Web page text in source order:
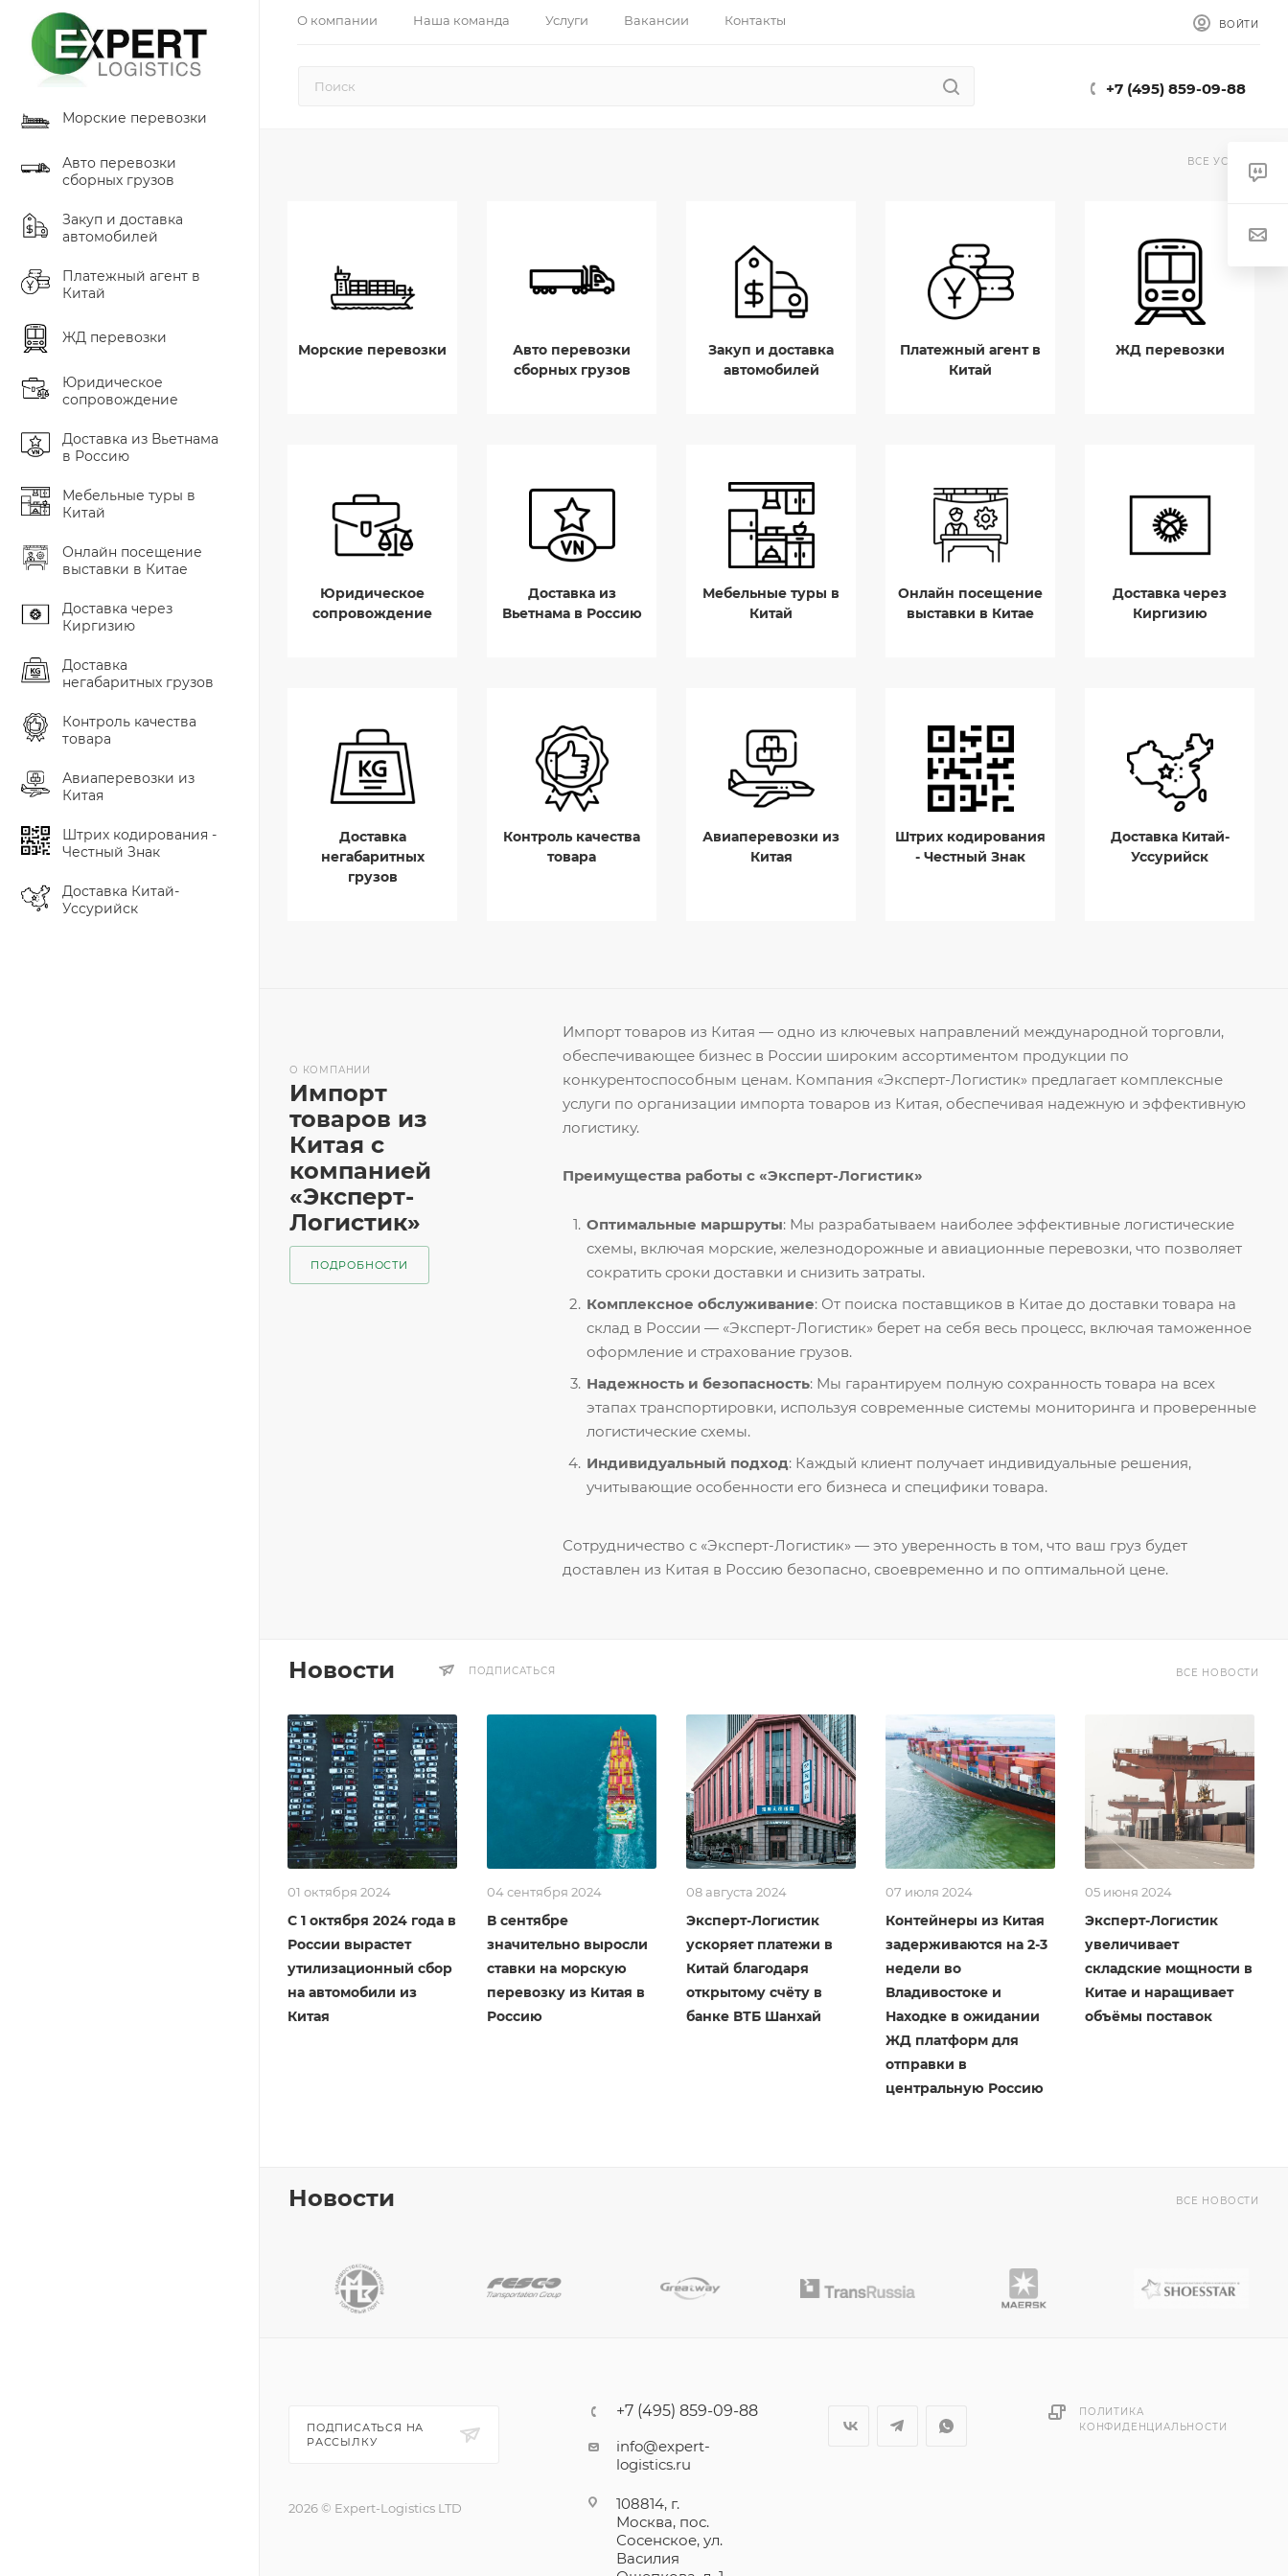
О компании Наша команда Услуги Вакансии Контакты ВОЙТИ
+7 (495) 859-09-88
Морские перевозки
Авто перевозки
сборных грузов
Закуп и доставка
автомобилей
Платежный агент в
Китай
ЖД перевозки
Юридическое
сопровождение
Доставка из Вьетнама
в Россию
Мебельные туры в
Китай
Онлайн посещение
выставки в Китае
Доставка через
Киргизию
Доставка
негабаритных грузов
Контроль качества
товара
Авиаперевозки из
Китая
Штрих кодирования -
Честный Знак
Доставка Китай-
Уссурийск
ВСЕ УСЛУГИ
Морские перевозки
Авто перевозки
сборных грузов
Закуп и доставка
автомобилей
Платежный агент в
Китай
ЖД перевозки
Юридическое
сопровождение
Доставка из
Вьетнама в Россию
Мебельные туры в
Китай
Онлайн посещение
выставки в Китае
Доставка через
Киргизию
Доставка
негабаритных
грузов
Контроль качества
товара
Авиаперевозки из
Китая
Штрих кодирования
- Честный Знак
Доставка Китай-
Уссурийск
Импорт товаров из Китая — одно из ключевых направлений международной торговли,
обеспечивающее бизнес в России широким ассортиментом продукции по
конкурентоспособным ценам. Компания «Эксперт-Логистик» предлагает комплексные
услуги по организации импорта товаров из Китая, обеспечивая надежную и эффективную
логистику.
Преимущества работы с «Эксперт-Логистик»
Оптимальные маршруты: Мы разрабатываем наиболее эффективные логистические
схемы, включая морские, железнодорожные и авиационные перевозки, что позволяет
сократить сроки доставки и снизить затраты.
Комплексное обслуживание: От поиска поставщиков в Китае до доставки товара на
склад в России — «Эксперт-Логистик» берет на себя весь процесс, включая таможенное
оформление и страхование грузов.
Надежность и безопасность: Мы гарантируем полную сохранность товара на всех
этапах транспортировки, используя современные системы мониторинга и проверенные
логистические схемы.
Индивидуальный подход: Каждый клиент получает индивидуальные решения,
учитывающие особенности его бизнеса и специфики товара.
Сотрудничество с «Эксперт-Логистик» — это уверенность в том, что ваш груз будет
доставлен из Китая в Россию безопасно, своевременно и по оптимальной цене.
О КОМПАНИИ
Импорт
товаров из
Китая с
компанией
«Эксперт-
Логистик»
ПОДРОБНОСТИ
Новости ПОДПИСАТЬСЯ ВСЕ НОВОСТИ
01 октября 2024
С 1 октября 2024 года в
России вырастет
утилизационный сбор
на автомобили из
Китая
04 сентября 2024
В сентябре
значительно выросли
ставки на морскую
перевозку из Китая в
Россию
08 августа 2024
Эксперт-Логистик
ускоряет платежи в
Китай благодаря
открытому счёту в
банке ВТБ Шанхай
07 июля 2024
Контейнеры из Китая
задерживаются на 2-3
недели во
Владивостоке и
Находке в ожидании
ЖД платформ для
отправки в
центральную Россию
05 июня 2024
Эксперт-Логистик
увеличивает
складские мощности в
Китае и наращивает
объёмы поставок
Новости ВСЕ НОВОСТИ
ПОДПИСАТЬСЯ НА
РАССЫЛКУ
2026 © Expert-Logistics LTD
+7 (495) 859-09-88
info@expert-
logistics.ru
108814, г.
Москва, пос.
Сосенское, ул.
Василия
ПОЛИТИКА
КОНФИДЕНЦИАЛЬНОСТИ